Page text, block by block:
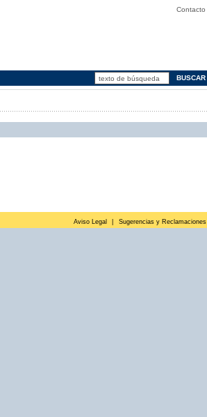
Contacto
Aviso Legal Sugerencias y Reclamaciones